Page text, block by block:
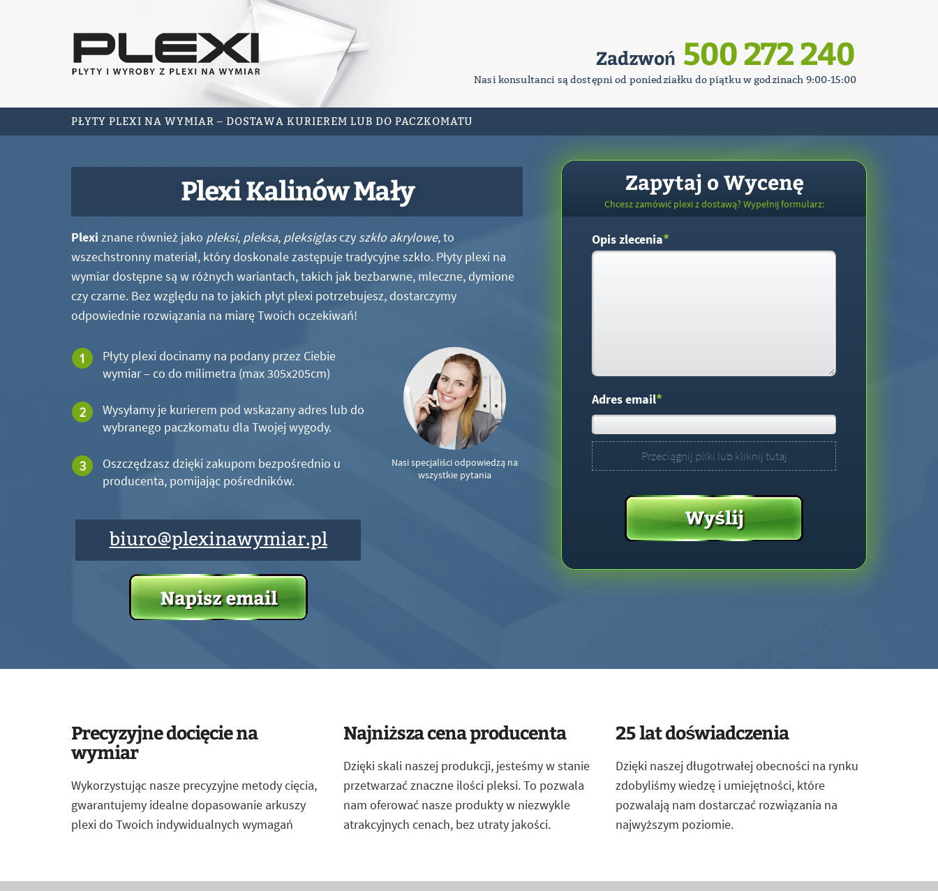
Zadzwoń 500 272 240
Nasi konsultanci są dostępni od poniedziałku do piątku w godzinach 9:00-15:00
PŁYTY PLEXI NA WYMIAR – DOSTAWA KURIEREM LUB DO PACZKOMATU
Plexi Kalinów Mały
Plexi znane również jako pleksi, pleksa, pleksiglasczy szkło akrylowe, to
wszechstronny materiał, który doskonale zastępuje tradycyjne szkło. Płyty plexi na
wymiar dostępne są w różnych wariantach, takich jak bezbarwne, mleczne, dymione
czy czarne. Bez względu na to jakich płyt plexi potrzebujesz, dostarczymy
odpowiednie rozwiązania na miarę Twoich oczekiwań!
Płyty plexi docinamy na podany przez Ciebie
wymiar – co do milimetra (max 305x205cm)
Wysyłamy je kurierem pod wskazany adres lub do
wybranego paczkomatu dla Twojej wygody.
Oszczędzasz dzięki zakupom bezpośrednio u
producenta, pomijając pośredników.
biuro@plexinawymiar.pl
Nasi specjaliści odpowiedzą na
wszystkie pytania
Zapytaj o Wycenę
Chcesz zamówić plexi z dostawą? Wypełnij formularz:
Opis zlecenia*
Adres email*
Przeciągnij pliki lub kliknij tutaj
Precyzyjne docięcie na
wymiar
Wykorzystując nasze precyzyjne metody cięcia,
gwarantujemy idealne dopasowanie arkuszy
plexi do Twoich indywidualnych wymagań
Najniższa cena producenta
Dzięki skali naszej produkcji, jesteśmy w stanie
przetwarzać znaczne ilości pleksi. To pozwala
nam oferować nasze produkty w niezwykle
atrakcyjnych cenach, bez utraty jakości.
25 lat doświadczenia
Dzięki naszej długotrwałej obecności na rynku
zdobyliśmy wiedzę i umiejętności, które
pozwalają nam dostarczać rozwiązania na
najwyższym poziomie.